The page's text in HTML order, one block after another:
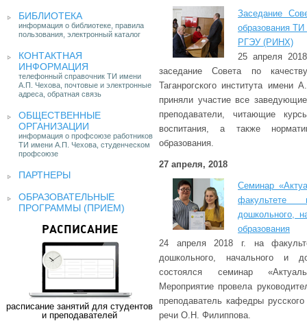
БИБЛИОТЕКА
информация о библиотеке, правила
пользования, электронный каталог
КОНТАКТНАЯ
ИНФОРМАЦИЯ
телефонный справочник ТИ имени
А.П. Чехова, почтовые и электронные
адреса, обратная связь
ОБЩЕСТВЕННЫЕ
ОРГАНИЗАЦИИ
информация о профсоюзе работников
ТИ имени А.П. Чехова, студенческом
профсоюзе
ПАРТНЕРЫ
ОБРАЗОВАТЕЛЬНЫЕ
ПРОГРАММЫ (ПРИЕМ)
РАСПИСАНИЕ
расписание занятий для студентов
и преподавателей
Заседание
образования
РГЭУ (РИНХ)
25 апреля
заседание Совета по
Таганрогского института
приняли участие все
преподаватели, читающие
воспитания, а также
образования.
27 апреля, 2018
Семинар
факультете
дошкольного,
образования
24 апреля 2018 г. на
дошкольного, начального и
состоялся семинар
Мероприятие провела
преподаватель кафедры
речи О.Н. Филиппова.